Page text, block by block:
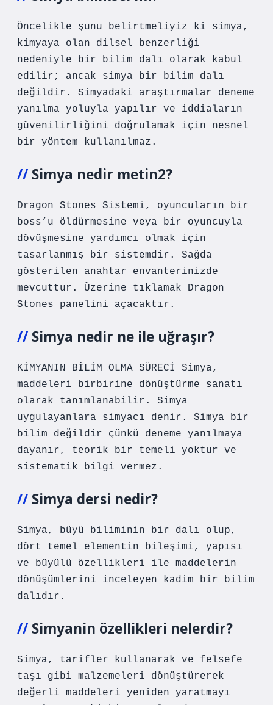
Öncelikle şunu belirtmeliyiz ki simya,
kimyaya olan dilsel benzerliği
nedeniyle bir bilim dalı olarak kabul
edilir; ancak simya bir bilim dalı
değildir. Simyadaki araştırmalar deneme
yanılma yoluyla yapılır ve iddiaların
güvenilirliğini doğrulamak için nesnel
bir yöntem kullanılmaz.
Simya nedir metin2?
Dragon Stones Sistemi, oyuncuların bir
boss’u öldürmesine veya bir oyuncuyla
dövüşmesine yardımcı olmak için
tasarlanmış bir sistemdir. Sağda
gösterilen anahtar envanterinizde
mevcuttur. Üzerine tıklamak Dragon
Stones panelini açacaktır.
Simya nedir ne ile uğraşır?
KİMYANIN BİLİM OLMA SÜRECİ Simya,
maddeleri birbirine dönüştürme sanatı
olarak tanımlanabilir. Simya
uygulayanlara simyacı denir. Simya bir
bilim değildir çünkü deneme yanılmaya
dayanır, teorik bir temeli yoktur ve
sistematik bilgi vermez.
Simya dersi nedir?
Simya, büyü biliminin bir dalı olup,
dört temel elementin bileşimi, yapısı
ve büyülü özellikleri ile maddelerin
dönüşümlerini inceleyen kadim bir bilim
dalıdır.
Simyanin özellikleri nelerdir?
Simya, tarifler kullanarak ve felsefe
taşı gibi malzemeleri dönüştürerek
değerli maddeleri yeniden yaratmayı